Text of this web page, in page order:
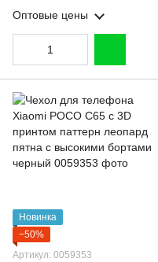
(Полная защита камеры)
Оптовые цены
Новинка
−50%
Артикул: 0059353